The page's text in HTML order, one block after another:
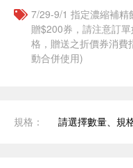
7/29-9/1 指定濃縮補精
贈$200券，請注意訂
格，贈送之折價券消費
動合併使用)
規格： 請選擇數量、規